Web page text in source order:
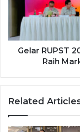
Gelar RUPST
Raih
Related